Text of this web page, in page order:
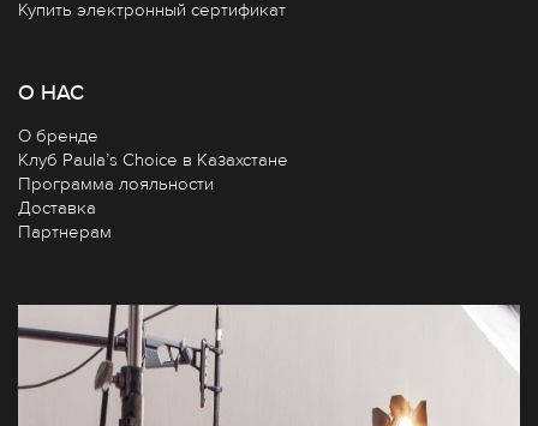
Купить электронный сертификат
О НАС
О бренде
Клуб Paula’s Choice в Казахстане
Программа лояльности
Доставка
Партнерам